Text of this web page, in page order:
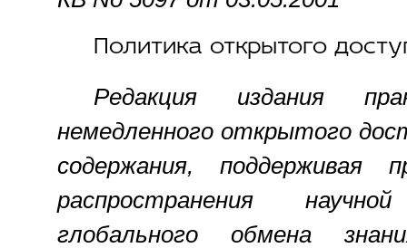
Политика открытого
Редакция издания
немедленного открытого
содержания, поддерживая
распространения
глобального обмена